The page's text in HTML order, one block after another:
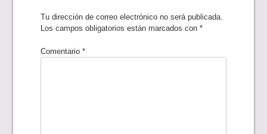
Tu dirección de correo electrónico no será publicada.
Los campos obligatorios están marcados con*
Comentario*